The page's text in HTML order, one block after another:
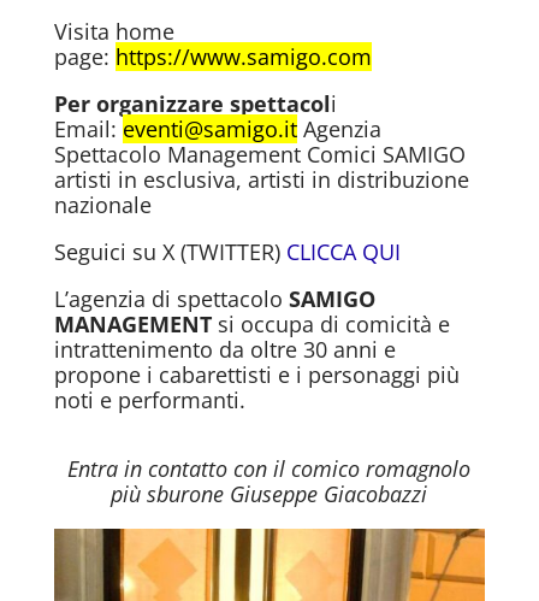
Visita home
page: https://www.samigo.com
Per organizzare spettacoli
Email: eventi@samigo.itAgenzia
Spettacolo Management Comici SAMIGO
artisti in esclusiva, artisti in distribuzione
nazionale
Seguici su X (TWITTER) CLICCA QUI
L’agenzia di spettacolo SAMIGO
MANAGEMENTsi occupa di comicità e
intrattenimento da oltre 30 anni e
propone i cabarettisti e i personaggi più
noti e performanti.
Entra in contatto con il comico romagnolo
più sburone Giuseppe Giacobazzi